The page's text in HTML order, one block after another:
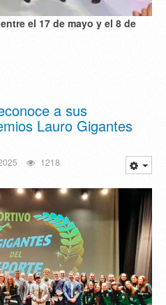
el 17 de mayo y el 8 de
a sus
Lauro Gigantes
1218